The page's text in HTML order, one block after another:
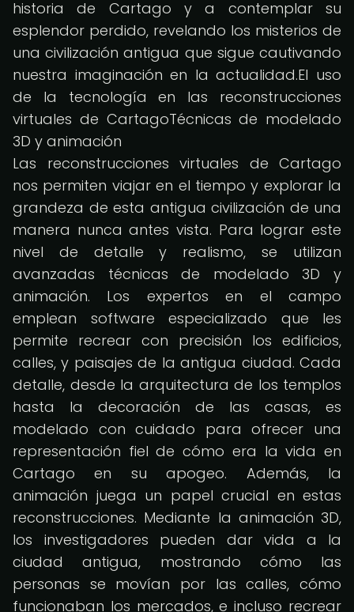
historia de Cartago y a contemplar su
esplendor perdido, revelando los misterios de
una civilización antigua que sigue cautivando
nuestra imaginación en la actualidad.El uso
de la tecnología en las reconstrucciones
virtuales de CartagoTécnicas de modelado
3D y animación
Las reconstrucciones virtuales de Cartago
nos permiten viajar en el tiempo y explorar la
grandeza de esta antigua civilización de una
manera nunca antes vista. Para lograr este
nivel de detalle y realismo, se utilizan
avanzadas técnicas de modelado 3D y
animación. Los expertos en el campo
emplean software especializado que les
permite recrear con precisión los edificios,
calles, y paisajes de la antigua ciudad. Cada
detalle, desde la arquitectura de los templos
hasta la decoración de las casas, es
modelado con cuidado para ofrecer una
representación fiel de cómo era la vida en
Cartago en su apogeo. Además, la
animación juega un papel crucial en estas
reconstrucciones. Mediante la animación 3D,
los investigadores pueden dar vida a la
ciudad antigua, mostrando cómo las
personas se movían por las calles, cómo
funcionaban los mercados, e incluso recrear